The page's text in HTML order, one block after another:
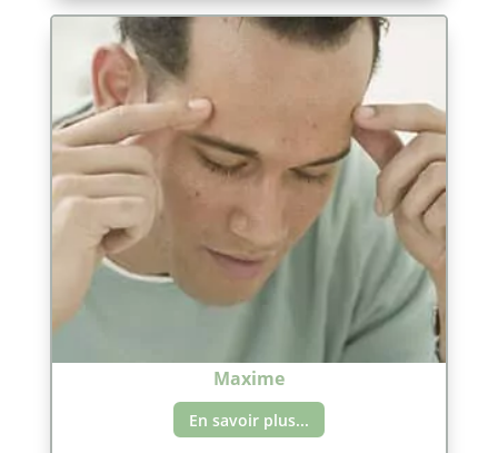
Maxime
En savoir plus...